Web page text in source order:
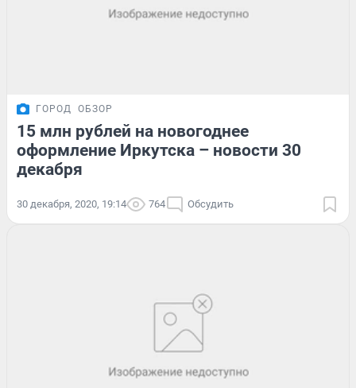
ГОРОД ОБЗОР
15 млн рублей на новогоднее
оформление Иркутска – новости 30
декабря
30 декабря, 2020, 19:14 764 Обсудить